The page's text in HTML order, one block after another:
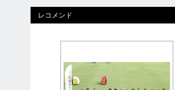
ビ
ゲ
レコメンド